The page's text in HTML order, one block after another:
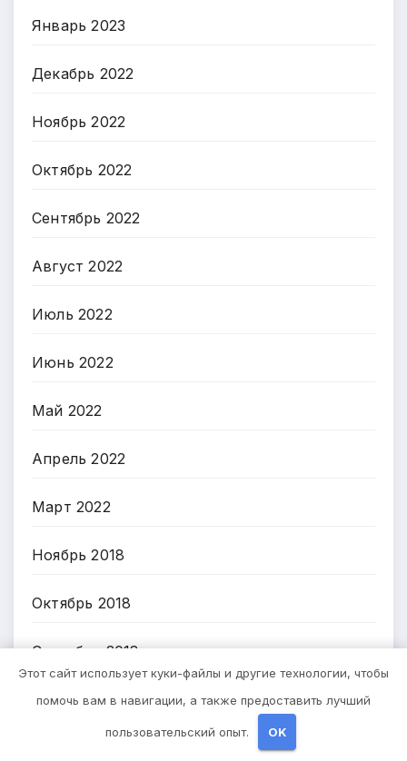
Январь 2023
Декабрь 2022
Ноябрь 2022
Октябрь 2022
Сентябрь 2022
Август 2022
Июль 2022
Июнь 2022
Май 2022
Апрель 2022
Март 2022
Ноябрь 2018
Октябрь 2018
Сентябрь 2018
Август 2018
Этот сайт использует куки-файлы и другие технологии, чтобы
помочь вам в навигации, а также предоставить лучший
пользовательский опыт. OK